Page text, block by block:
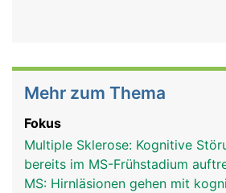
Mehr zum Thema
Fokus
Multiple Sklerose: Kognitive
bereits im MS-Frühstadium
MS: Hirnläsionen gehen mit